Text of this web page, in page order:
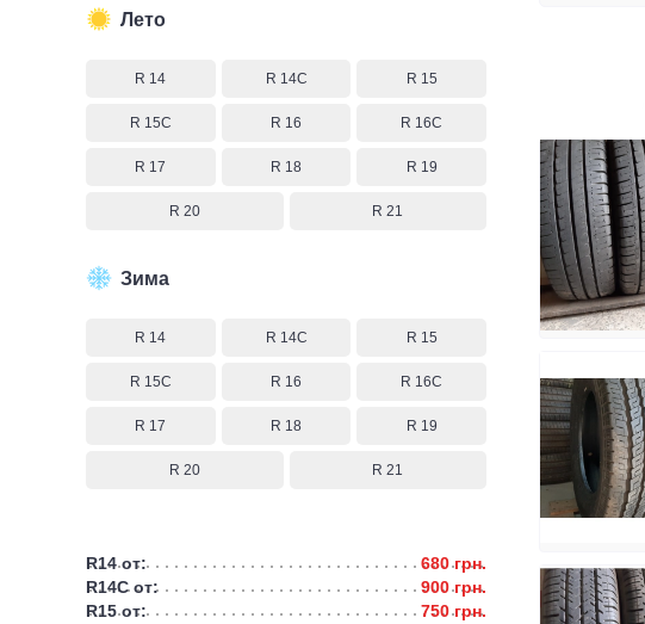
Лето
R 14 R 14C R 15
R 15C R 16 R 16C
R 17 R 18 R 19
R 20 R 21
Зима
R 14 R 14C R 15
R 15C R 16 R 16C
R 17 R 18 R 19
R 20 R 21
R14 от:
680 грн.
R14C от:
900 грн.
R15 от:
750 грн.